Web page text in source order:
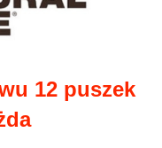
12 puszek